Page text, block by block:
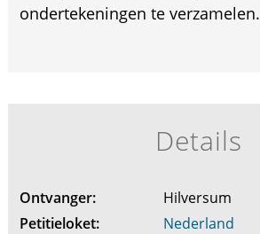
ondertekeningen te verzamelen.
Details
Ontvanger:
Hilversum
Petitieloket:
Nederland